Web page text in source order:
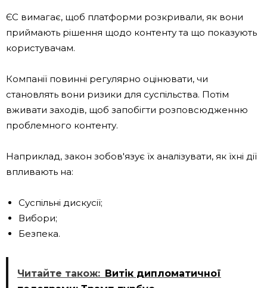
ЄС вимагає, щоб платформи розкривали, як вони
приймають рішення щодо контенту та що показують
користувачам.
Компанії повинні регулярно оцінювати, чи
становлять вони ризики для суспільства. Потім
вживати заходів, щоб запобігти розповсюдженню
проблемного контенту.
Наприклад, закон зобов'язує їх аналізувати, як їхні дії
впливають на:
Суспільні дискусії;
Вибори;
Безпека.
Читайте також: Витік дипломатичної